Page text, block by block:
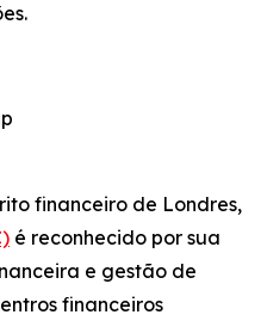
financeiro de Londres,
é reconhecido por sua
e gestão de
financeiros